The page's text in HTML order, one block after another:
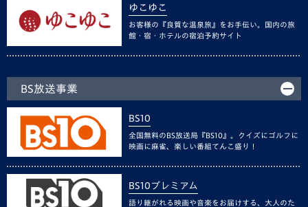
ゆこゆこ
お客様の『良質な温泉旅』をお手伝い。国内の旅
館・宿・ホテルの宿泊予約サイト
BS放送事業
BS10
全国無料のBS放送局『BS10』。クイズにゴルフに
映画に麻雀、楽しい番組てんこ盛り！
BS10プレミアム
語り継がれる映画や音楽をお届けする、大人のた